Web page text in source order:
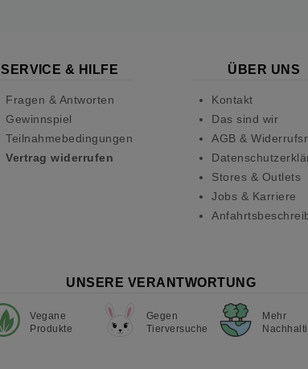
SERVICE & HILFE
Fragen & Antworten
Gewinnspiel
Teilnahmebedingungen
Vertrag widerrufen
ÜBER UNS
Kontakt
Das sind wir
AGB &
Stores & Outlets
Jobs & Karriere
UNSERE VERANTWORTUNG
Vegane
Produkte
Gegen
Tierversuche
Mehr